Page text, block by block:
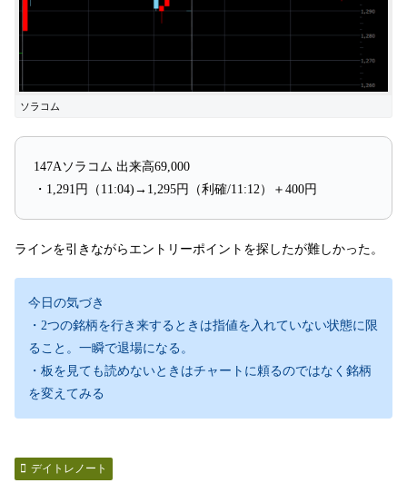
ソラコム
147Aソラコム 出来高69,000
・1,291円（11:04)→1,295円（利確/11:12）＋400円
ラインを引きながらエントリーポイントを探したが難しかった。
今日の気づき
・2つの銘柄を行き来するときは指値を入れていない状態に限
ること。一瞬で退場になる。
・板を見ても読めないときはチャートに頼るのではなく銘柄
を変えてみる
デイトレノート